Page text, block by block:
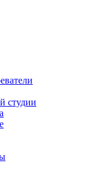
студии